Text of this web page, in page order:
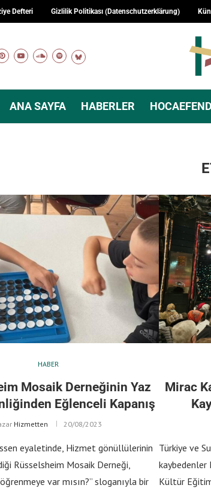
Defteri Gizlilik Politikası (Datenschutzerklärung)
ANA SAYFA HABERLER
HABER
Mosaik Derneğinin Yaz
Eğlenceli Kapanış
Hizmetten 20/08/2023
eyaletinde, Hizmet gönüllülerinin
Rüsselsheim Mosaik Derneği,
var mısın?” sloganıyla bir
Mirac
Türkiye ve
kaybedenler
Kültür